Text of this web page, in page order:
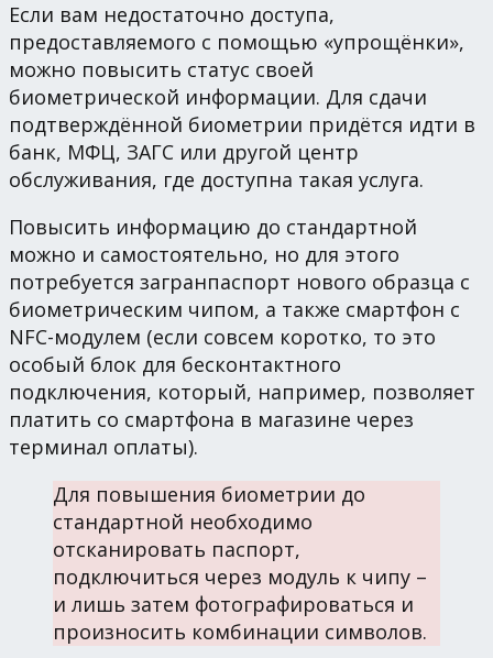
Если вам недостаточно доступа,
предоставляемого с помощью «упрощёнки»,
можно повысить статус своей
биометрической информации. Для сдачи
подтверждённой биометрии придётся идти в
банк, МФЦ, ЗАГС или другой центр
обслуживания, где доступна такая услуга.
Повысить информацию до стандартной
можно и самостоятельно, но для этого
потребуется загранпаспорт нового образца с
биометрическим чипом, а также смартфон с
NFC-модулем (если совсем коротко, то это
особый блок для бесконтактного
подключения, который, например, позволяет
платить со смартфона в магазине через
терминал оплаты).
Для повышения биометрии до
стандартной необходимо
отсканировать паспорт,
подключиться через модуль к чипу –
и лишь затем фотографироваться и
произносить комбинации символов.